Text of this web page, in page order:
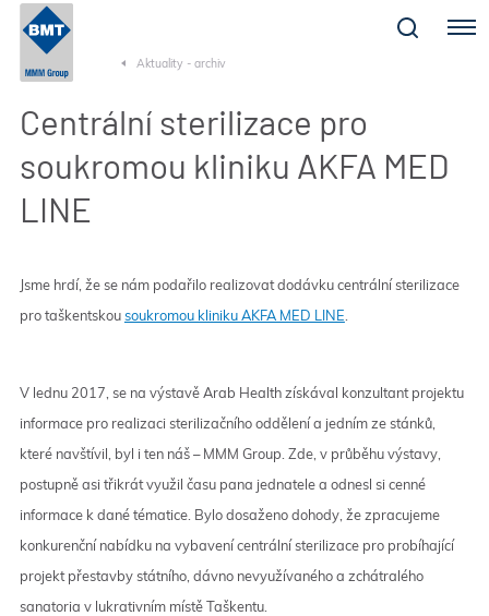
Menu
Aktuality - archiv
Centrální sterilizace pro
soukromou kliniku AKFA MED
LINE
Jsme hrdí, že se nám podařilo realizovat dodávku centrální sterilizace
pro taškentskousoukromou kliniku AKFA MED LINE
V lednu 2017, se na výstavě Arab Health získával konzultant projektu
informace pro realizaci sterilizačního oddělení a jedním ze stánků,
které navštívil, byl i ten náš – MMM Group. Zde, v průběhu výstavy,
postupně asi třikrát využil času pana jednatele a odnesl si cenné
informace k dané tématice. Bylo dosaženo dohody, že zpracujeme
konkurenční nabídku na vybavení centrální sterilizace pro probíhající
projekt přestavby státního, dávno nevyužívaného a zchátralého
sanatoria v lukrativním místě Taškentu.